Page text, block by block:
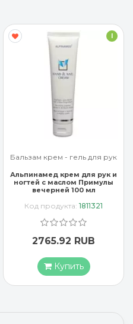
Бальзам крем - гель для рук
Альпинамед крем для рук и
ногтей с маслом Примулы
вечерней 100 мл
Код продукта: 1811321
2765.92 RUB
Купить